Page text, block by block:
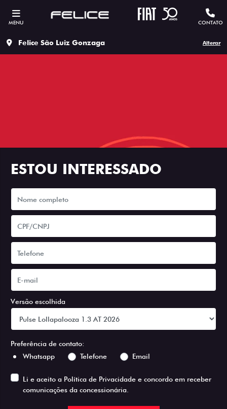
MENU CONTATO
Felice São Luiz Gonzaga Alterar
ESTOU INTERESSADO
Versão escolhida
Preferência de contato:
Whatsapp
Telefone Email
Li e aceito a Política de Privacidade e concordo em receber
comunicações da concessionária.